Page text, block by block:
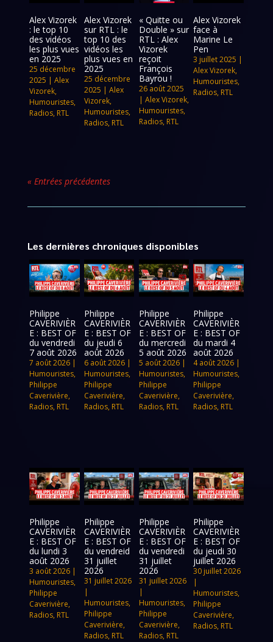
Alex Vizorek
: le top 10
des vidéos
les plus vues
en 2025
25 décembre
2025 |Alex
Vizorek,
Humouristes,
Radios, RTL
Alex Vizorek
sur RTL : le
top 10 des
vidéos les
plus vues en
2025
25 décembre
2025 | Alex
Vizorek,
Humouristes,
Radios, RTL
« Quitte ou
Double » sur
RTL : Alex
Vizorek
reçoit
François
Bayrou !
26 août 2025
| Alex Vizorek,
Humouristes,
Radios, RTL
Alex Vizorek
face à
Marine Le
Pen
3 juillet 2025 |
Alex Vizorek,
Humouristes,
Radios, RTL
« Entrées précédentes
Les dernières chroniques disponibles
Philippe
CAVERIVIÈR
E : BEST OF
du vendredi
7 août 2026
7 août 2026 |
Humouristes,
Philippe
Caverivière,
Radios, RTL
Philippe
CAVERIVIÈR
E : BEST OF
du jeudi 6
août 2026
6 août 2026|
Humouristes,
Philippe
Caverivière,
Radios, RTL
Philippe
CAVERIVIÈR
E : BEST OF
du mercredi
5 août 2026
5 août 2026|
Humouristes,
Philippe
Caverivière,
Radios, RTL
Philippe
CAVERIVIÈR
E : BEST OF
du mardi 4
août 2026
4 août 2026 |
Humouristes,
Philippe
Caverivière,
Radios, RTL
Philippe
CAVERIVIÈR
E : BEST OF
du lundi 3
août 2026
3 août 2026 |
Humouristes,
Philippe
Caverivière,
Radios, RTL
Philippe
CAVERIVIÈR
E : BEST OF
du vendreid
31 juillet
2026
31 juillet 2026
|
Humouristes,
Philippe
Caverivière,
Radios, RTL
Philippe
CAVERIVIÈR
E : BEST OF
du vendredi
31 juillet
2026
31 juillet 2026
|
Humouristes,
Philippe
Caverivière,
Radios, RTL
Philippe
CAVERIVIÈR
E : BEST OF
du jeudi 30
juillet 2026
30 juillet 2026
|
Humouristes,
Philippe
Caverivière,
Radios, RTL